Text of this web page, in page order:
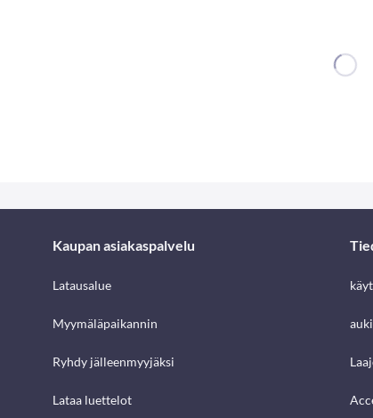
Kaupan asiakaspalvelu
Latausalue
Myymäläpaikannin
Ryhdy jälleenmyyjäksi
Lataa luettelot